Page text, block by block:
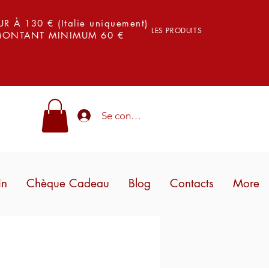
À 130 € (Italie uniquement)
MINIMUM 60 €
LES PRODUITS
Se connecter
Chèque Cadeau Blog Contacts More